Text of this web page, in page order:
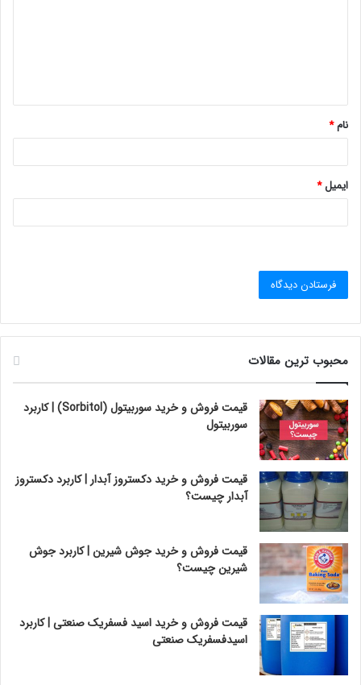
*
نام*
ایمیل*
محبوب ترین مقالات
قیمت فروش و خرید سوربیتول (Sorbitol) | کاربرد
سوربیتول
قیمت فروش و خرید دکستروز آبدار | کاربرد دکستروز
آبدار چیست؟
قیمت فروش و خرید جوش شیرین | کاربرد جوش
شیرین چیست؟
قیمت فروش و خرید اسید فسفریک صنعتی | کاربرد
اسیدفسفریک صنعتی